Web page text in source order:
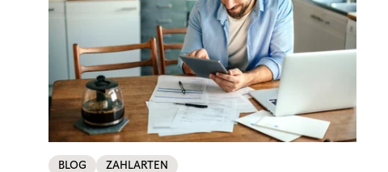
BLOG ZAHLARTEN